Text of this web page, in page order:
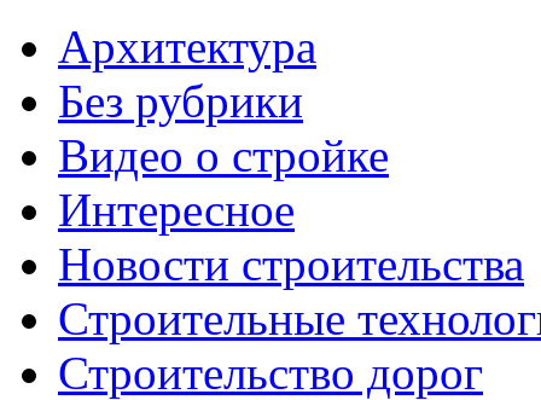
Архитектура
Без рубрики
Видео о стройке
Интересное
Новости строительства
Строительные
Строительство дорог